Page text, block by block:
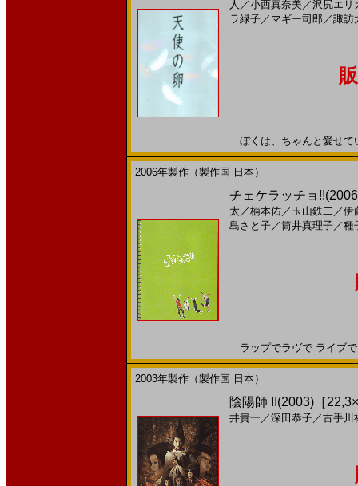
人 ／小西真奈美／沢尻エリ
ラ緑子／ マギー司郎 ／諏訪
ぼくは、ちゃんと愛せ
2006年製作（製作国 日本）
チェケラッチョ
太 ／柄本佑／ 玉山鉄二／伊
島さと子／筒井真理子／種
ラップでラヴで ライブ
2003年製作（製作国 日本）
陰陽師 II(2003)［
井貴一 ／深田恭子／古手川